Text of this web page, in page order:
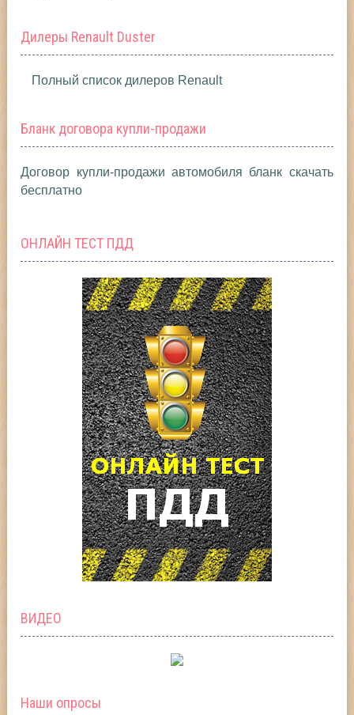
Дилеры Renault Duster
Полный список дилеров Renault
Бланк договора купли-продажи
Договор купли-продажи автомобиля бланк скачать
бесплатно
ОНЛАЙН ТЕСТ ПДД
ВИДЕО
Наши опросы